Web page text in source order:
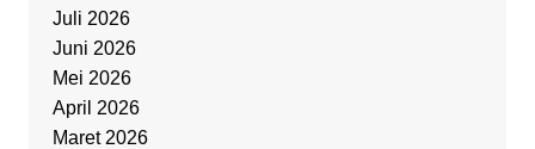
Juli 2026
Juni 2026
Mei 2026
April 2026
Maret 2026